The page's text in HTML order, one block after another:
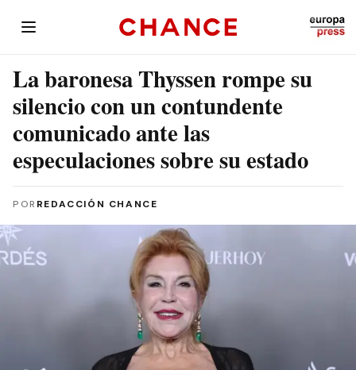
La baronesa Thyssen rompe su
silencio con un contundente
comunicado ante las
especulaciones sobre su estado
POR REDACCIÓN CHANCE